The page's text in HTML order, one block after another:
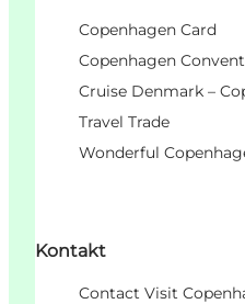
Copenhagen Card
Copenhagen
Cruise Denmark –
Travel Trade
Wonderful
Kontakt
Contact Visit